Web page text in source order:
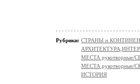
Рубрики: СТРАНЫ и
МЕСТА
МЕСТА
ИСТОРИЯ